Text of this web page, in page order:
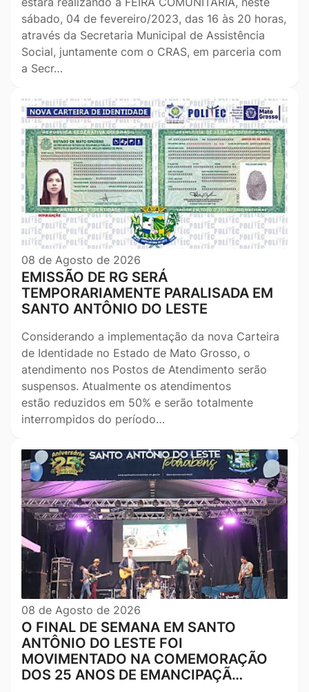
sábado, 04 de fevereiro/2023, das 16 às 20 horas,
através da Secretaria Municipal de Assistência
Social, juntamente com o CRAS, em parceria com
a Secr…
08 de Agosto de 2026
EMISSÃO DE RG SERÁ
TEMPORARIAMENTE PARALISADA EM
SANTO ANTÔNIO DO LESTE
Considerando a implementação da nova Carteira
de Identidade no Estado de Mato Grosso, o
atendimento nos Postos de Atendimento serão
suspensos. Atualmente os atendimentos
estão reduzidos em 50% e serão totalmente
interrompidos do período…
08 de Agosto de 2026
O FINAL DE SEMANA EM SANTO
ANTÔNIO DO LESTE FOI
MOVIMENTADO NA COMEMORAÇÃO
DOS 25 ANOS DE EMANCIPAÇÃ…